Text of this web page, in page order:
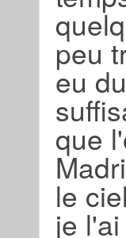
peu
eu
que
le
je